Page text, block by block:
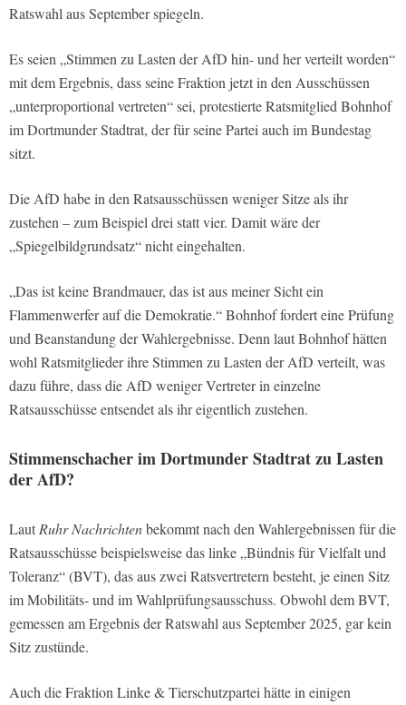
Ratswahl aus September spiegeln.
Es seien „Stimmen zu Lasten der AfD hin- und her verteilt worden“
mit dem Ergebnis, dass seine Fraktion jetzt in den Ausschüssen
„unterproportional vertreten“ sei, protestierte Ratsmitglied Bohnhof
im Dortmunder Stadtrat, der für seine Partei auch im Bundestag
sitzt.
Die AfD habe in den Ratsausschüssen weniger Sitze als ihr
zustehen – zum Beispiel drei statt vier. Damit wäre der
„Spiegelbildgrundsatz“ nicht eingehalten.
„Das ist keine Brandmauer, das ist aus meiner Sicht ein
Flammenwerfer auf die Demokratie.“ Bohnhof fordert eine Prüfung
und Beanstandung der Wahlergebnisse. Denn laut Bohnhof hätten
wohl Ratsmitglieder ihre Stimmen zu Lasten der AfD verteilt, was
dazu führe, dass die AfD weniger Vertreter in einzelne
Ratsausschüsse entsendet als ihr eigentlich zustehen.
Stimmenschacher im Dortmunder Stadtrat zu Lasten
der AfD?
LautRuhr Nachrichtenbekommt nach den Wahlergebnissen für die
Ratsausschüsse beispielsweise das linke „Bündnis für Vielfalt und
Toleranz“ (BVT), das aus zwei Ratsvertretern besteht, je einen Sitz
im Mobilitäts- und im Wahlprüfungsausschuss. Obwohl dem BVT,
gemessen am Ergebnis der Ratswahl aus September 2025, gar kein
Sitz zustünde.
Auch die Fraktion Linke & Tierschutzpartei hätte in einigen